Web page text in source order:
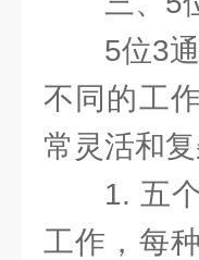
5位3
不同的工
常灵活和复
1. 五
工作，每